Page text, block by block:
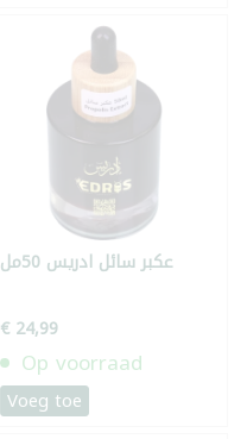
عكبر سائل ادريس 50مل
€ 24,99
Op voorraad
Voeg toe